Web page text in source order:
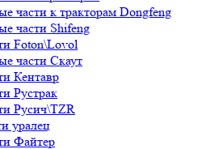
части к тракторам Dongfeng
части Shifeng
Foton\Lovol
части Скаут
Кентавр
Рустрак
Русич\TZR
уралец
Файтер